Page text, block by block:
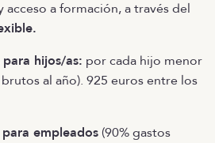
acceso a formación, a través del
hijos/as: por cada hijo menor
al año). 925 euros entre los
empleados (90% gastos